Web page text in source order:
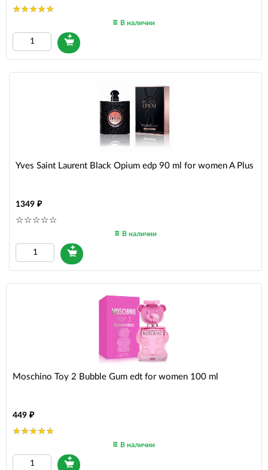
В наличии
Yves Saint Laurent Black Opium edp 90 ml for women A Plus
1349
В наличии
Moschino Toy 2 Bubble Gum edt for women 100 ml
449
В наличии